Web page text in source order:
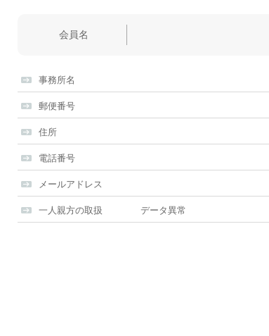
会員名
事務所名
郵便番号
住所
電話番号
メールアドレス
一人親方の取扱 データ異常